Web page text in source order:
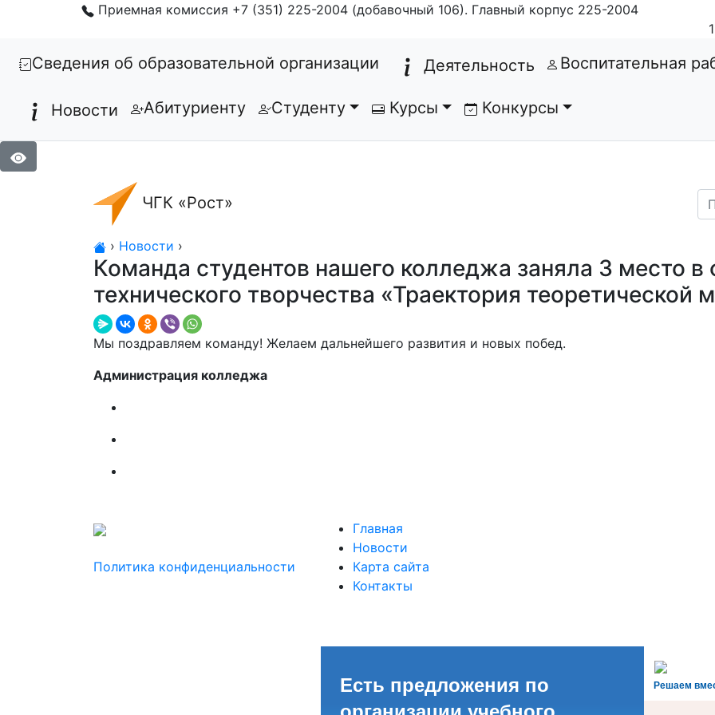
Приемная комиссия +7 (351) 225-2004 (добавочный 106). Главный корпус 225-2004
Сведения об образовательной организации (current)Деятельность Воспитательная
Новости Абитуриенту Студенту Курсы Конкурсы
ЧГК «Рост»
› Новости ›
Команда студентов нашего колледжа заняла 3 место в
технического творчества «Траектория теоретической
Мы поздравляем команду! Желаем дальнейшего развития и новых побед.
Администрация колледжа
Политика конфиденциальности
Главная
Новости
Карта сайта
Контакты
Решаем
Есть предложения по